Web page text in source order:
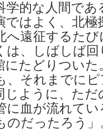
学的な人間で
ではよく、北極
へ遠征するた
は、しばしば
にたどりつい
、それまでに
じように、た
に血が流れて
のだったろう」